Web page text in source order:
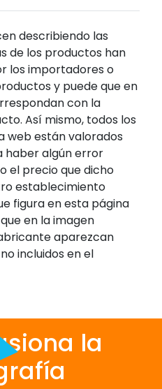
describiendo las
de los productos han
los importadores o
y puede que en
con la
Así mismo, todos los
web están valorados
haber algún error
el precio que dicho
establecimiento
figura en esta página
en la imagen
aparezcan
incluidos en el
la